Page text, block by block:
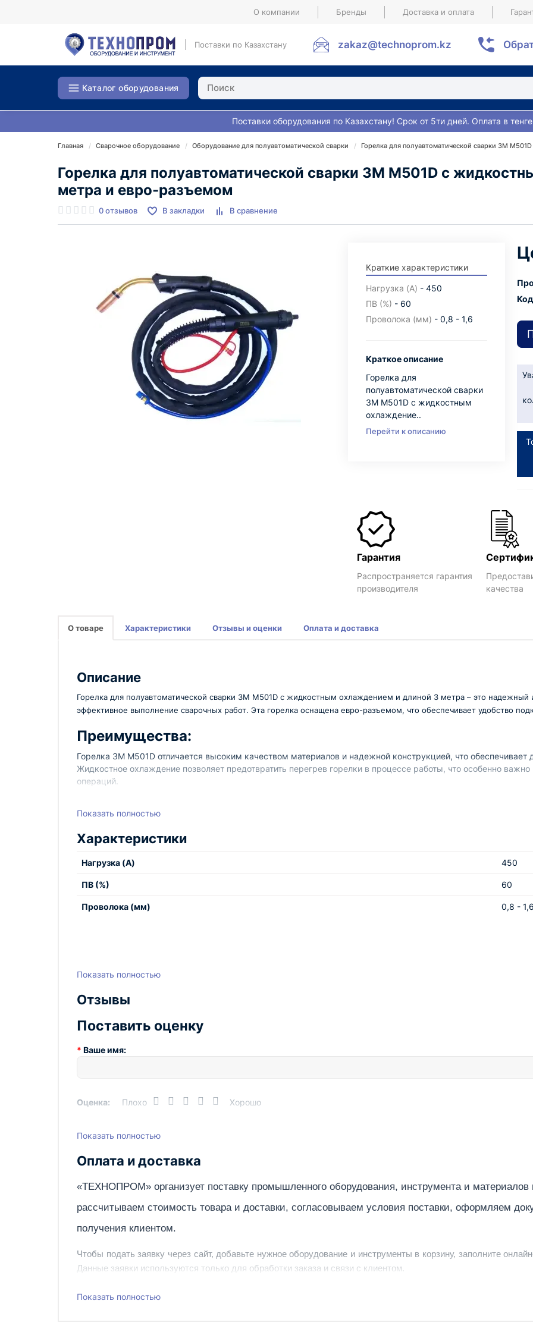
О компании Бренды Доставка и оплата
Поставки по Казахстану zakaz@technoprom.kz
Каталог оборудования
Поставки оборудования по Казахстану! Срок от 5ти дней. Оплата в
Главная Сварочное оборудование Оборудование для полуавтоматической сварки Горелка для полуавтоматической сварки 3M
Горелка для полуавтоматической сварки 3M M501D с
метра и евро-разъемом
0 отзывов В закладки В сравнение
Краткие характеристики
Нагрузка (А) - 450
ПВ (%) - 60
Проволока (мм) - 0,8 - 1,6
Краткое описание
Горелка для
полуавтоматической сварки
3M M501D с жидкостным
охлаждение..
Перейти к описанию
Гарантия
Распространяется гарантия
производителя
качества
О товаре Характеристики Отзывы и оценки Оплата и доставка
Описание
Горелка для полуавтоматической сварки 3M M501D с жидкостным охлаждением и длиной 3 метра – это надежный
эффективное выполнение сварочных работ. Эта горелка оснащена евро-разъемом, что обеспечивает удобство
Преимущества:
Горелка 3M M501D отличается высоким качеством материалов и надежной конструкцией, что
Жидкостное охлаждение позволяет предотвратить перегрев горелки в процессе работы, что особенно
операций.
Евро-разъем для удобного подключения
Надежная конструкция для долговечности
Приобретая этот инструмент, вы получаете надежного партнера для выполнения качественных сварочных
Показать полностью
Характеристики
Нагрузка (А) 450
ПВ (%) 60
Проволока (мм) 0,8 - 1,6
Показать полностью
Отзывы
Поставить оценку
Ваше имя:
Оценка: Плохо Хорошо
Написать отзыв
Показать полностью
Оплата и доставка
«ТЕХНОПРОМ» организует поставку промышленного оборудования, инструмента и материалов
рассчитываем стоимость товара и доставки, согласовываем условия поставки, оформляем
получения клиентом.
Чтобы подать заявку через сайт, добавьте нужное оборудование и инструменты в корзину, заполните
Данные заявки используются только для обработки заказа и связи с клиентом.
Наш сотрудник свяжется с вами, чтобы подтвердить заявку, уточнить детали, рассчитать стоимость
Показать полностью